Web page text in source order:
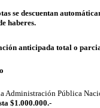
se descuentan
haberes.
anticipada total o
Administración Pública
$1.000.000.-